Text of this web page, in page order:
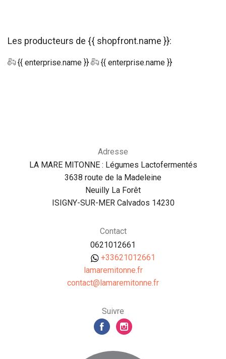
Les producteurs de {{ shopfront.name }}:
{{ enterprise.name }} {{ enterprise.name }}
Adresse
LA MARE MITONNE : Légumes Lactofermentés
3638 route de la Madeleine
Neuilly La Forêt
ISIGNY-SUR-MER Calvados 14230
Contact
0621012661
+33621012661
lamaremitonne.fr
rf.ennotimeramal@tcatnoc
Suivre